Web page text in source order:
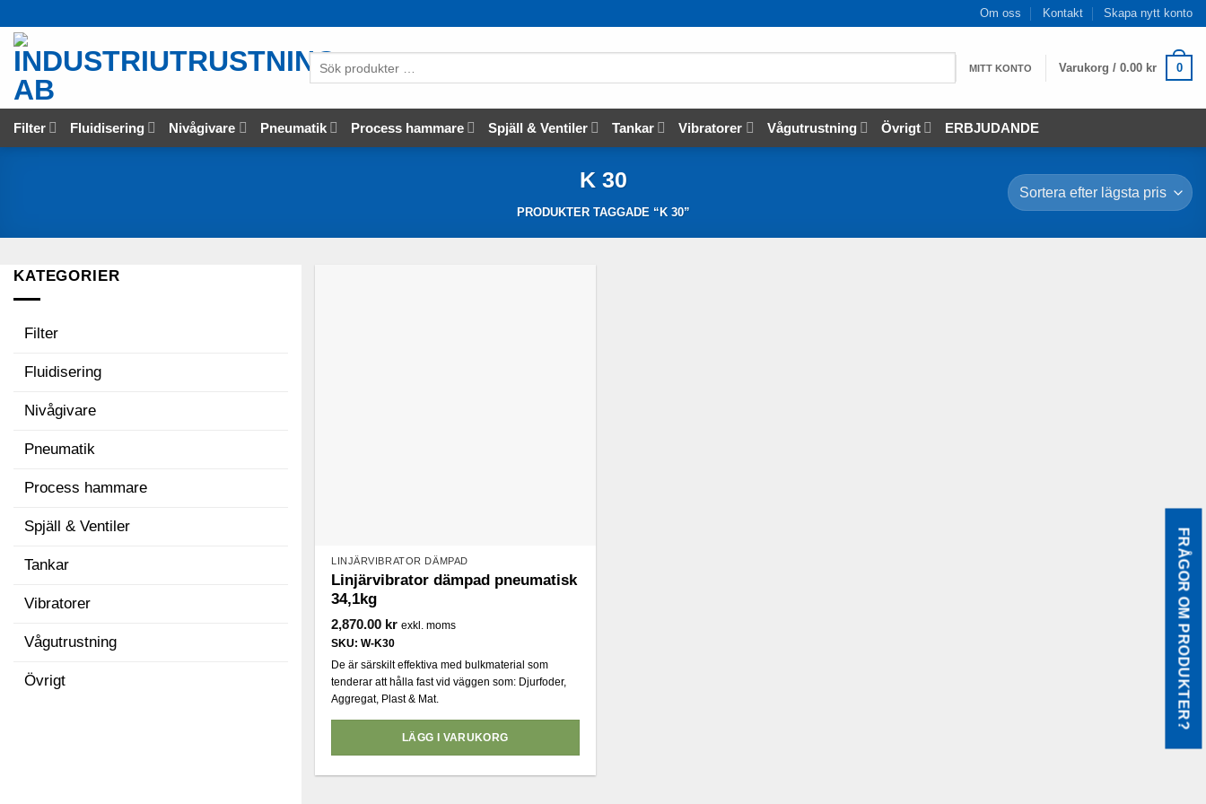
content
Om oss Kontakt Skapa nytt konto
produkter
MITT KONTO Varukorg /0.00 kr 0
Filter Fluidisering Nivågivare Pneumatik Process hammare Spjäll & Ventiler Tankar Vibratorer Vågutrustning Övrigt ERBJUDANDE
K 30
PRODUKTER TAGGADE “K 30”
KATEGORIER
Filter
Fluidisering
Nivågivare
Pneumatik
Process hammare
Spjäll & Ventiler
Tankar
Vibratorer
Vågutrustning
Övrigt
LINJÄRVIBRATOR DÄMPAD
Linjärvibrator dämpad pneumatisk
34,1kg
2,870.00 kr exkl. moms
SKU: W-K30
De är särskilt effektiva med bulkmaterial som
tenderar att hålla fast vid väggen som: Djurfoder,
Aggregat, Plast & Mat.
LÄGG I VARUKORG
FRÅGOR OM PRODUKTER?